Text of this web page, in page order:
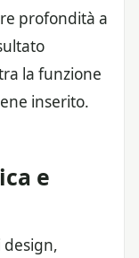
profondità a
la funzione
inserito.
e
design,